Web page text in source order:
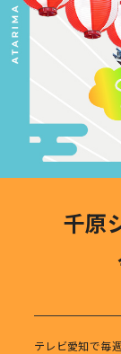
千原
テレビ愛知で毎